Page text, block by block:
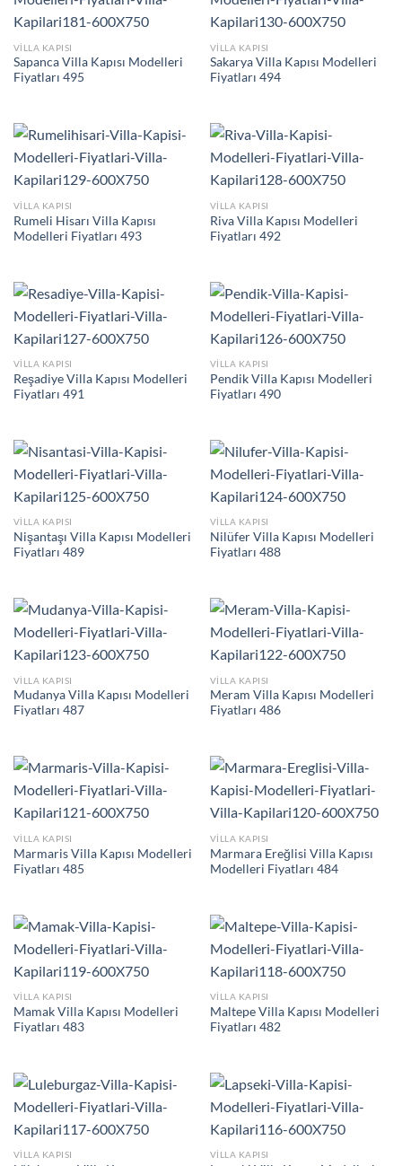
VILLA KAPISI
Sapanca Villa Kapısı Modelleri
Fiyatları 495
VILLA KAPISI
Sakarya Villa Kapısı Modelleri
Fiyatları 494
VILLA KAPISI
Rumeli Hisarı Villa Kapısı
Modelleri Fiyatları 493
VILLA KAPISI
Riva Villa Kapısı Modelleri
Fiyatları 492
VILLA KAPISI
Reşadiye Villa Kapısı Modelleri
Fiyatları 491
VILLA KAPISI
Pendik Villa Kapısı Modelleri
Fiyatları 490
VILLA KAPISI
Nişantaşı Villa Kapısı Modelleri
Fiyatları 489
VILLA KAPISI
Nilüfer Villa Kapısı Modelleri
Fiyatları 488
VILLA KAPISI
Mudanya Villa Kapısı Modelleri
Fiyatları 487
VILLA KAPISI
Meram Villa Kapısı Modelleri
Fiyatları 486
VILLA KAPISI
Marmaris Villa Kapısı Modelleri
Fiyatları 485
VILLA KAPISI
Marmara Ereğlisi Villa Kapısı
Modelleri Fiyatları 484
VILLA KAPISI
Mamak Villa Kapısı Modelleri
Fiyatları 483
VILLA KAPISI
Maltepe Villa Kapısı Modelleri
Fiyatları 482
VILLA KAPISI VILLA KAPISI